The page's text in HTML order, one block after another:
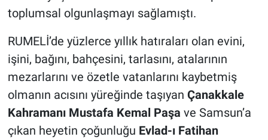
toplumsal olgunlaşmayı sağlamıştı.
RUMELİ’de yüzlerce yıllık hatıraları olan evini,
işini, bağını, bahçesini, tarlasını, atalarının
mezarlarını ve özetle vatanlarını kaybetmiş
olmanın acısını yüreğinde taşıyan Çanakkale
Kahramanı Mustafa Kemal Paşa ve Samsun’a
çıkan heyetin çoğunluğu Evlad-ı Fatihan